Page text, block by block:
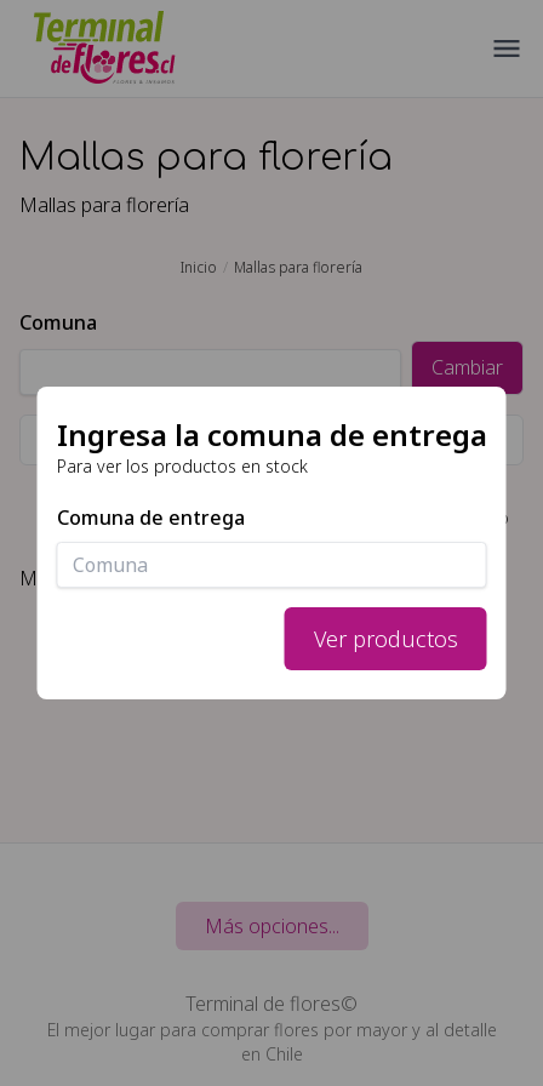
Mallas para florería
Mallas para florería
Inicio Mallas para florería
Comuna
Cambiar
Filtrar por ocasion, tipo de flor, color, etc\
No hay productos disponibles en la comunas o
filtros seleccionados
Mallas para florería
Más opciones...
Terminal de flores©
El mejor lugar para comprar flores por mayor y al detalle
en Chile
Ingresa la comuna de entrega
Para ver los productos en stock
Comuna de entrega
Ver productos